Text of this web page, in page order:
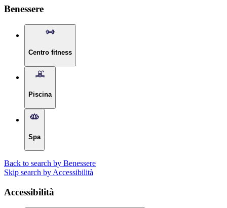
Benessere
Centro fitness
Piscina
Spa
Back to search by Benessere
Skip search by Accessibilità
Accessibilità